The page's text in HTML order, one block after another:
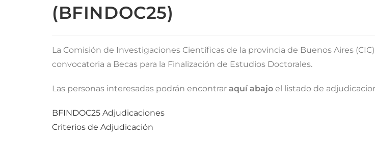
(BFINDOC25)
La Comisión de Investigaciones Científicas de la provincia de Buenos Aires
convocatoria a Becas para la Finalización de Estudios Doctorales.
Las personas interesadas podrán encontrar aquí abajo el listado de
BFINDOC25 Adjudicaciones
Criterios de Adjudicación